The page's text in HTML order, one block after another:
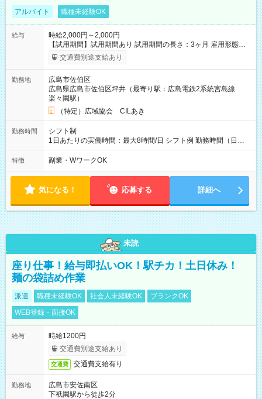
アルバイト 職種未経験OK
給与
時給2,000円～2,000円
【試用期間】試用期間あり 試用期間の長さ：3ヶ月 雇用形態、
給与は本採用時と同じです。
交通費別途支給あり
勤務地
広島市佐伯区
広島県広島市佐伯区坪井（最寄り駅：広島電鉄2系統宮島線
楽々園駅）
（特定）広域協会 CILあき
勤務時間
シフト制
1日あたりの実働時間：最大8時間/日 シフト例 勤務時間（日
勤）・8時～18時 （実働時間8時間 待機休憩2時間）（日勤1回
あたりの給与 2万円）
特徴 副業・WワークOK
気になる！ 応募する 詳細へ
未読
座り仕事！給与即払いOK！駅チカ！土日休み！
麺の袋詰め作業
派遣 職種未経験OK 社会人未経験OK
ブランクOK
WEB登録・面接OK
給与
時給1200円
交通費別途支給あり
交通費 交通費支給有り
勤務地
広島市安佐南区
下祇園駅から徒歩2分